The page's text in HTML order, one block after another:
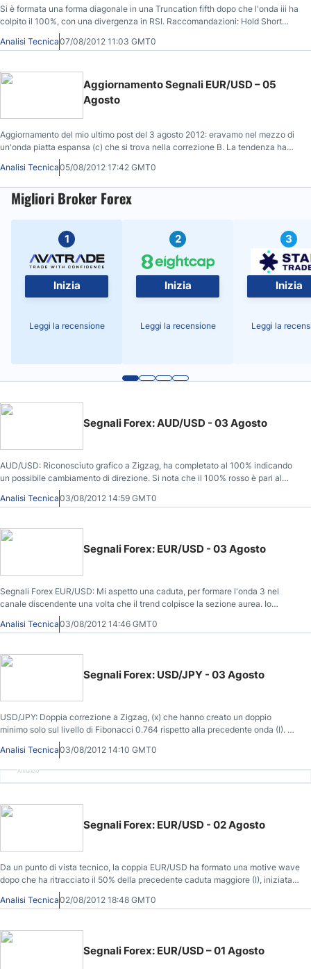
Si è formata una forma diagonale in una Truncation fifth dopo che l'onda iii ha
colpito il 100%, con una divergenza in RSI. Raccomandazioni: Hold Short
;Target Area: Open Stop Loss: 1.2500; Segui qui l'aggiornamento dei Segnali
Operativi Forex dell'EUR/USD.
Analisi Tecnica07/08/2012 11:03 GMT0
Aggiornamento Segnali EUR/USD – 05
Agosto
Aggiornamento del mio ultimo post del 3 agosto 2012: eravamo nel mezzo di
un'onda piatta espansa (c) che si trova nella correzione B. La tendenza ha
rimbalzato dopo aver colpito più in basso l'1.618, a 1.21344. Leggi qui
l'aggiornamento EUR/USD.
Analisi Tecnica05/08/2012 17:42 GMT0
Migliori Broker Forex
1
Inizia
Leggi la recensione
2
Inizia
Leggi la recensione
3
Inizia
Leggi la
Segnali Forex: AUD/USD - 03 Agosto
AUD/USD: Riconosciuto grafico a Zigzag, ha completato al 100% indicando
un possibile cambiamento di direzione. Si nota che il 100% rosso è pari al
100% blu, con il motivo principale in (A) e la diagonale in (C). Restare short!
Analisi Tecnica03/08/2012 14:59 GMT0
Segnali Forex: EUR/USD - 03 Agosto
Segnali Forex EUR/USD: Mi aspetto una caduta, per formare l'onda 3 nel
canale discendente una volta che il trend colpisce la sezione aurea. Io
entrerò corto nella coppia a questo livello, puntando le cinque onde inferiori a
1.23700
Analisi Tecnica03/08/2012 14:46 GMT0
Segnali Forex: USD/JPY - 03 Agosto
USD/JPY: Doppia correzione a Zigzag, (x) che hanno creato un doppio
minimo solo sul livello di Fibonacci 0.764 rispetto alla precedente onda (I). Un
Zigzag discendente seguito da un doppio neutrale ed una gamba in più,
dovrebbe completare lo schema.
Analisi Tecnica03/08/2012 14:10 GMT0
Annuncio
Segnali Forex: EUR/USD - 02 Agosto
Da un punto di vista tecnico, la coppia EUR/USD ha formato una motive wave
dopo che ha ritracciato il 50% della precedente caduta maggiore (I), iniziata il
20 giugno a 1.27240 e terminata il 24 luglio a 1.20450.
Analisi Tecnica02/08/2012 18:48 GMT0
Segnali Forex: EUR/USD – 01 Agosto